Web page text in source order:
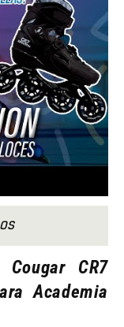
Cougar CR7
Academia